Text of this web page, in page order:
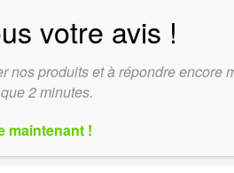
© 2026 K-PHILUS
FRANCE
: LE PIMENT & LA TOILE
nos produits et à répondre encore
2 minutes.
maintenant !